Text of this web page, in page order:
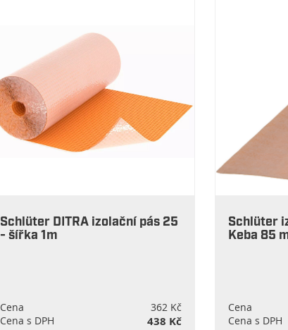
Schlüter DITRA izolační pás 25
- šířka 1m
Cena
362 Kč
Cena s DPH
438 Kč
Schlüter
Keba 85
Cena
Cena s DPH